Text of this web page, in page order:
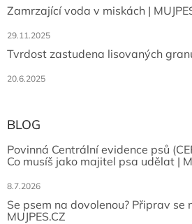
Zamrzající voda v miskách |
29.11.2025
Tvrdost zastudena lisovaných
20.6.2025
BLOG
Povinná Centrální evidence psů
Co musíš jako majitel psa udělat |
8.7.2026
Se psem na dovolenou? Připrav se
MUJPES.CZ